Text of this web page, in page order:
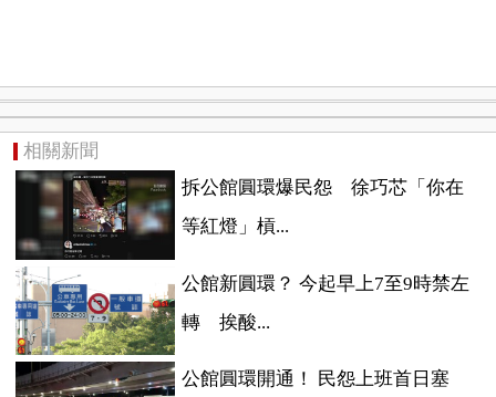
相關新聞
拆公館圓環爆民怨 徐巧芯「你在
等紅燈」槓...
公館新圓環？ 今起早上7至9時禁左
轉 挨酸...
公館圓環開通！ 民怨上班首日塞